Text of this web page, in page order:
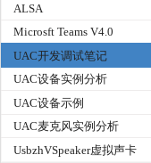
ALSA
Microsft Teams V4.0
UAC开发调试笔记
UAC设备实例分析
UAC设备示例
UAC麦克风实例分析
UsbzhVSpeaker虚拟声卡